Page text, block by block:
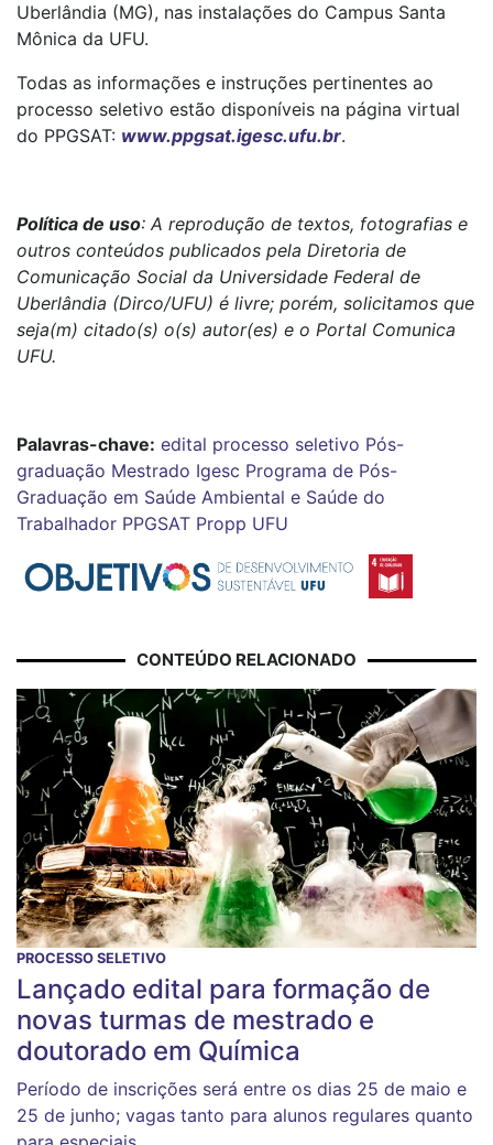
Uberlândia (MG), nas instalações do Campus Santa
Mônica da UFU.
Todas as informações e instruções pertinentes ao
processo seletivo estão disponíveis na página virtual
do PPGSAT: www.ppgsat.igesc.ufu.br.
Política de uso: A reprodução de textos, fotografias e
outros conteúdos publicados pela Diretoria de
Comunicação Social da Universidade Federal de
Uberlândia (Dirco/UFU) é livre; porém, solicitamos que
seja(m) citado(s) o(s) autor(es) e o Portal Comunica
UFU.
Palavras-chave: edital processo seletivo Pós-
graduação Mestrado Igesc Programa de Pós-
Graduação em Saúde Ambiental e Saúde do
Trabalhador PPGSAT Propp UFU
CONTEÚDO RELACIONADO
PROCESSO SELETIVO
Lançado edital para formação de
novas turmas de mestrado e
doutorado em Química
Período de inscrições será entre os dias 25 de maio e
25 de junho; vagas tanto para alunos regulares quanto